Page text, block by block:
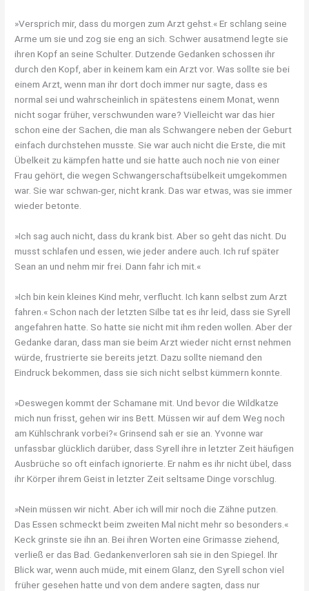
»Versprich mir, dass du morgen zum Arzt gehst.« Er schlang seine
Arme um sie und zog sie eng an sich. Schwer ausatmend legte sie
ihren Kopf an seine Schulter. Dutzende Gedanken schossen ihr
durch den Kopf, aber in keinem kam ein Arzt vor. Was sollte sie bei
einem Arzt, wenn man ihr dort doch immer nur sagte, dass es
normal sei und wahrscheinlich in spätestens einem Monat, wenn
nicht sogar früher, verschwunden ware? Vielleicht war das hier
schon eine der Sachen, die man als Schwangere neben der Geburt
einfach durchstehen musste. Sie war auch nicht die Erste, die mit
Übelkeit zu kämpfen hatte und sie hatte auch noch nie von einer
Frau gehört, die wegen Schwangerschaftsübelkeit umgekommen
war. Sie war schwan-ger, nicht krank. Das war etwas, was sie immer
wieder betonte.
»Ich sag auch nicht, dass du krank bist. Aber so geht das nicht. Du
musst schlafen und essen, wie jeder andere auch. Ich ruf später
Sean an und nehm mir frei. Dann fahr ich mit.«
»Ich bin kein kleines Kind mehr, verflucht. Ich kann selbst zum Arzt
fahren.« Schon nach der letzten Silbe tat es ihr leid, dass sie Syrell
angefahren hatte. So hatte sie nicht mit ihm reden wollen. Aber der
Gedanke daran, dass man sie beim Arzt wieder nicht ernst nehmen
würde, frustrierte sie bereits jetzt. Dazu sollte niemand den
Eindruck bekommen, dass sie sich nicht selbst kümmern konnte.
»Deswegen kommt der Schamane mit. Und bevor die Wildkatze
mich nun frisst, gehen wir ins Bett. Müssen wir auf dem Weg noch
am Kühlschrank vorbei?« Grinsend sah er sie an. Yvonne war
unfassbar glücklich darüber, dass Syrell ihre in letzter Zeit häufigen
Ausbrüche so oft einfach ignorierte. Er nahm es ihr nicht übel, dass
ihr Körper ihrem Geist in letzter Zeit seltsame Dinge vorschlug.
»Nein müssen wir nicht. Aber ich will mir noch die Zähne putzen.
Das Essen schmeckt beim zweiten Mal nicht mehr so besonders.«
Keck grinste sie ihn an. Bei ihren Worten eine Grimasse ziehend,
verließ er das Bad. Gedankenverloren sah sie in den Spiegel. Ihr
Blick war, wenn auch müde, mit einem Glanz, den Syrell schon viel
früher gesehen hatte und von dem andere sagten, dass nur